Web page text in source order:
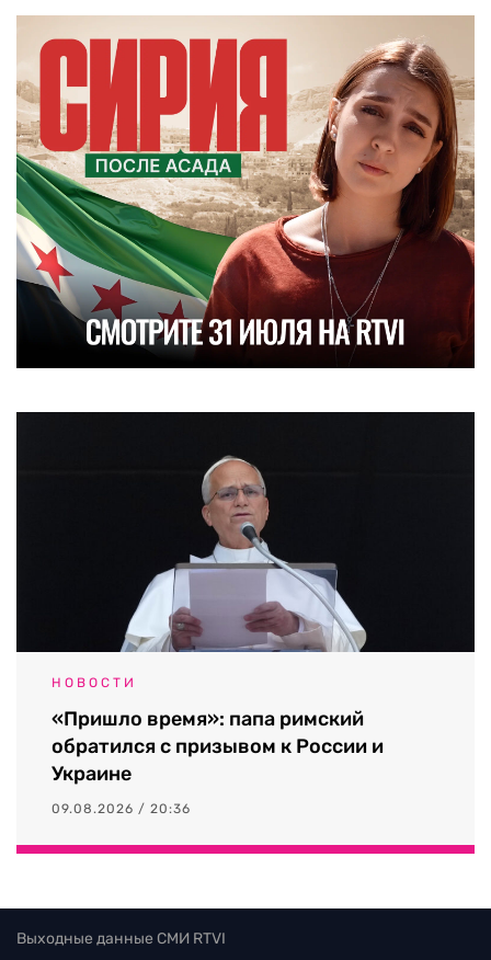
НОВОСТИ
«Пришло время»: папа римский
обратился с призывом к России и
Украине
09.08.2026 / 20:36
Выходные данные СМИ RTVI